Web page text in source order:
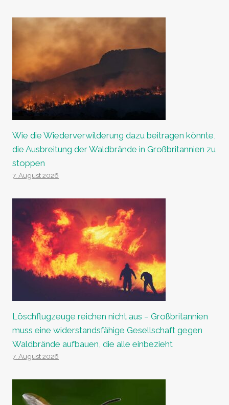
Wie die Wiederverwilderung dazu beitragen könnte,
die Ausbreitung der Waldbrände in Großbritannien zu
stoppen
7. August 2026
Löschflugzeuge reichen nicht aus – Großbritannien
muss eine widerstandsfähige Gesellschaft gegen
Waldbrände aufbauen, die alle einbezieht
7. August 2026